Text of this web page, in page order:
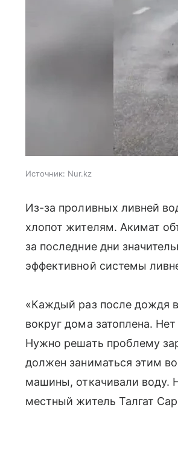
Источник: Nur.kz
Из-за проливных ливней
хлопот жителям. Акимат
за последние дни
эффективной системы
«Каждый раз после дождя
вокруг дома затоплена.
Нужно решать проблему
должен заниматься этим
машины, откачивали воду.
местный житель Талгат